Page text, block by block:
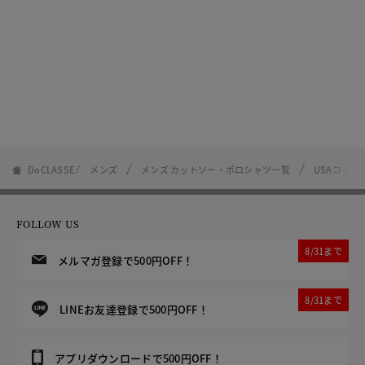
DoCLASSE メンズ メンズ カットソー・ポロシャツ一覧 USAコット
FOLLOW US
メルマガ登録で500円OFF！
8/31まで
LINEお友達登録で500円OFF！
8/31まで
アプリダウンロードで500円OFF！